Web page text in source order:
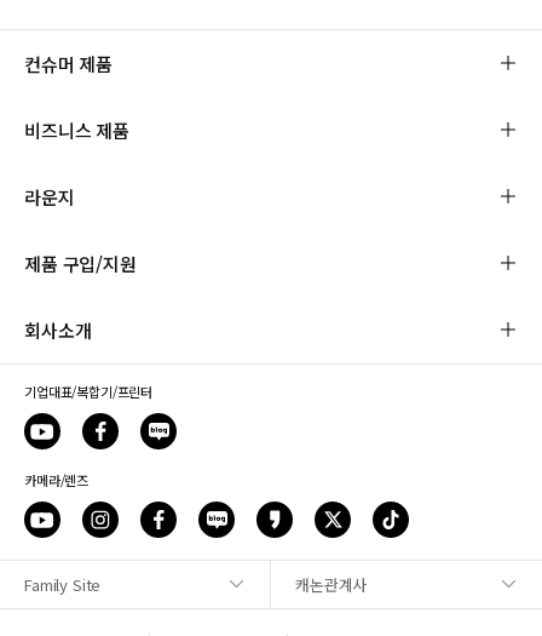
사이트맵
컨슈머 제품
비즈니스 제품
라운지
제품 구입/지원
회사소개
기업대표/복합기/프린터
카메라/렌즈
Family Site 캐논관계사